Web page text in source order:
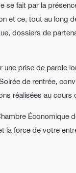
se fait par la
et ce, tout au long
dossiers de
prise de parole
de rentrée,
réalisées au cours
Économique
la force de votre